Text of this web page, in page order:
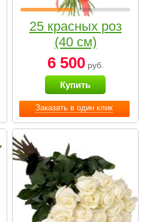
Заказать в один клик
25 красных роз
(40 см)
6 500руб.
Купить